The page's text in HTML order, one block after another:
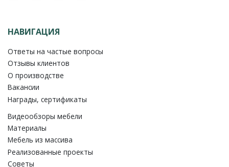
НАВИГАЦИЯ
Ответы на частые вопросы
Отзывы клиентов
О производстве
Вакансии
Награды, сертификаты
Видеообзоры мебели
Материалы
Мебель из массива
Реализованные проекты
Советы